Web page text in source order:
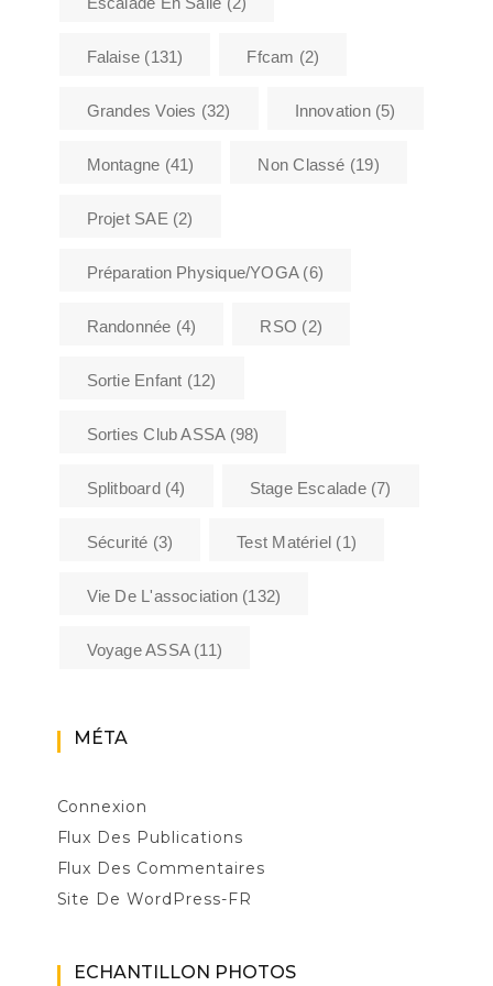
Falaise (131) Ffcam (2)
Grandes Voies (32) Innovation(5)
Montagne (41) Non Classé (19)
Projet SAE (2)
Préparation Physique/YOGA(6)
Randonnée (4) RSO (2)
Sortie Enfant (12)
Sorties Club ASSA(98)
Splitboard(4) Stage Escalade(7)
Sécurité (3) Test Matériel (1)
Vie De L'association (132)
Voyage ASSA(11)
MÉTA
Connexion
Flux Des Publications
Flux Des Commentaires
Site De WordPress-FR
ECHANTILLON PHOTOS